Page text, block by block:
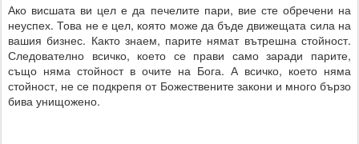
Ако висшата ви цел е да печелите пари, вие сте обречени на
неуспех. Това не е цел, която може да бъде движещата сила на
вашия бизнес. Както знаем, парите нямат вътрешна стойност.
Следователно всичко, което се прави само заради парите,
също няма стойност в очите на Бога. А всичко, което няма
стойност, не се подкрепя от Божествените закони и много бързо
бива унищожено.